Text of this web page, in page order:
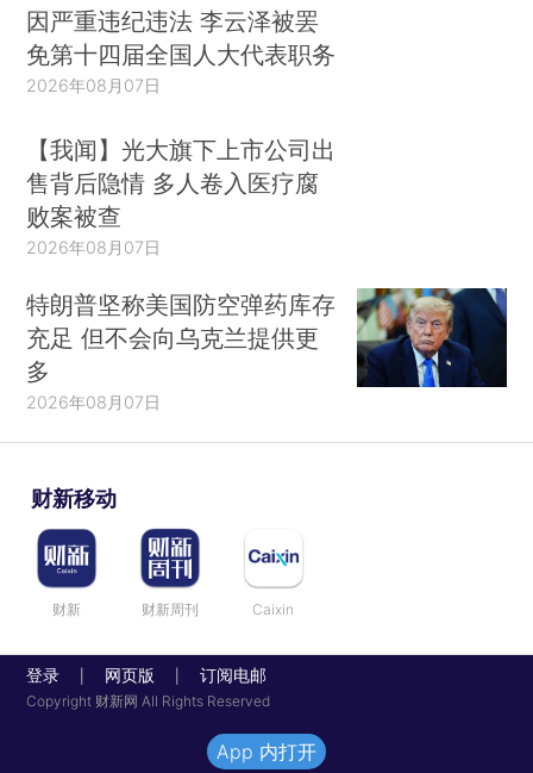
因严重违纪违法 李云泽被罢
免第十四届全国人大代表职务
2026年08月07日
【我闻】光大旗下上市公司出
售背后隐情 多人卷入医疗腐
败案被查
2026年08月07日
特朗普坚称美国防空弹药库存
充足 但不会向乌克兰提供更
多
2026年08月07日
财新移动
财新 财新周刊 Caixin
登录 网页版 订阅电邮
Copyright 财新网 All Rights Reserved
App 内打开